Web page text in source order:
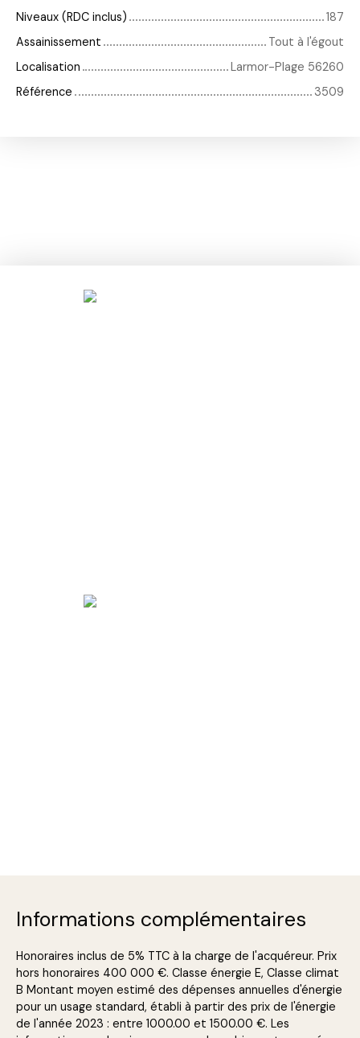
Niveaux (RDC inclus)
187
Assainissement
Tout à l'égout
Localisation
Larmor-Plage 56260
Référence
3509
Informations complémentaires
Honoraires inclus de 5% TTC à la charge de l'acquéreur. Prix
hors honoraires 400 000 €. Classe énergie E, Classe climat
B Montant moyen estimé des dépenses annuelles d'énergie
pour un usage standard, établi à partir des prix de l'énergie
de l'année 2023 : entre 1000.00 et 1500.00 €. Les